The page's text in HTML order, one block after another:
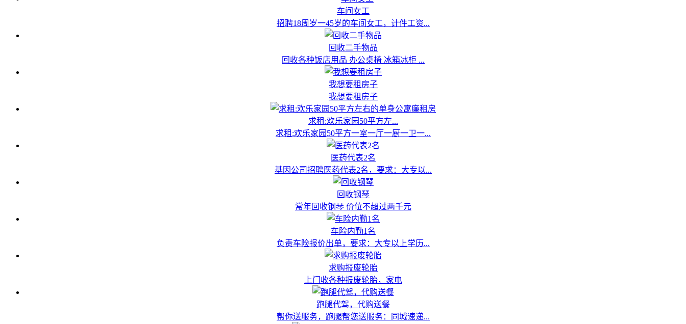
车间女工
招聘18周岁一45岁的车间女工，计件工资...
回收二手物品
回收各种饭店用品 办公桌椅 冰箱冰柜 ...
我想要租房子
我想要租房子
求租:欢乐家园50平方左...
求租:欢乐家园50平方一室一厅一厨一卫一...
医药代表2名
基因公司招聘医药代表2名，要求：大专以...
回收钢琴
常年回收钢琴 价位不超过两千元
车险内勤1名
负责车险报价出单，要求：大专以上学历...
求购报废轮胎
上门收各种报废轮胎，家电
跑腿代驾，代购送餐
帮你送服务，跑腿帮您送服务：同城速递...